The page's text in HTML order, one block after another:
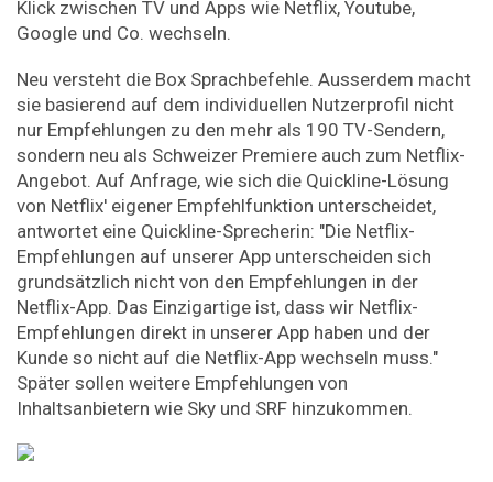
Klick zwischen TV und Apps wie Netflix, Youtube,
Google und Co. wechseln.
Neu versteht die Box Sprachbefehle. Ausserdem macht
sie basierend auf dem individuellen Nutzerprofil nicht
nur Empfehlungen zu den mehr als 190 TV-Sendern,
sondern neu als Schweizer Premiere auch zum Netflix-
Angebot. Auf Anfrage, wie sich die Quickline-Lösung
von Netflix' eigener Empfehlfunktion unterscheidet,
antwortet eine Quickline-Sprecherin: "Die Netflix-
Empfehlungen auf unserer App unterscheiden sich
grundsätzlich nicht von den Empfehlungen in der
Netflix-App. Das Einzigartige ist, dass wir Netflix-
Empfehlungen direkt in unserer App haben und der
Kunde so nicht auf die Netflix-App wechseln muss."
Später sollen weitere Empfehlungen von
Inhaltsanbietern wie Sky und SRF hinzukommen.